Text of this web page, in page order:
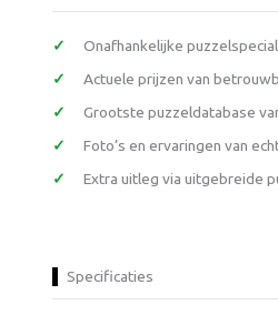
Onafhankelijke
Actuele prijzen van
Grootste puzzeldatabase
Foto’s en ervaringen van
Extra uitleg via uitgebreide
Specificaties